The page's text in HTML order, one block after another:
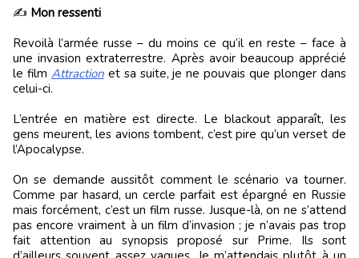
✍️ Mon ressenti
Revoilà l’armée russe – du moins ce qu’il en reste – face à
une invasion extraterrestre. Après avoir beaucoup apprécié
le film Attractionet sa suite, je ne pouvais que plonger dans
celui-ci.
L’entrée en matière est directe. Le blackout apparaît, les
gens meurent, les avions tombent, c’est pire qu’un verset de
l’Apocalypse.
On se demande aussitôt comment le scénario va tourner.
Comme par hasard, un cercle parfait est épargné en Russie
mais forcément, c’est un film russe. Jusque-là, on ne s’attend
pas encore vraiment à un film d’invasion ; je n’avais pas trop
fait attention au synopsis proposé sur Prime. Ils sont